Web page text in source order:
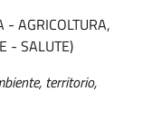
- AGRICOLTURA,
- SALUTE)
territorio,